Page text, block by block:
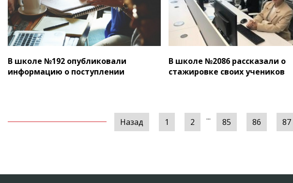
В школе №192 опубликовали
информацию о поступлении
В школе №2086 рассказали о
стажировке своих учеников
Назад 1 2 ... 85 86 87